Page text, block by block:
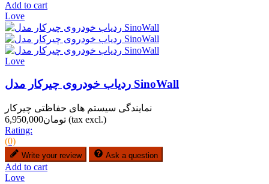
Add to cart
Love
Love
ردیاب خودروی چیرکار مدل SinoWall
نمایندگی سیستم های حفاظتی چیرکار
تومان6,950,000 (tax excl.)
Rating:
(0)
Write your review Ask a question
Add to cart
Love